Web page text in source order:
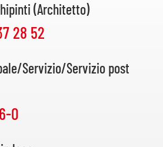
(Architetto)
28 52
Servizio/Servizio post
0